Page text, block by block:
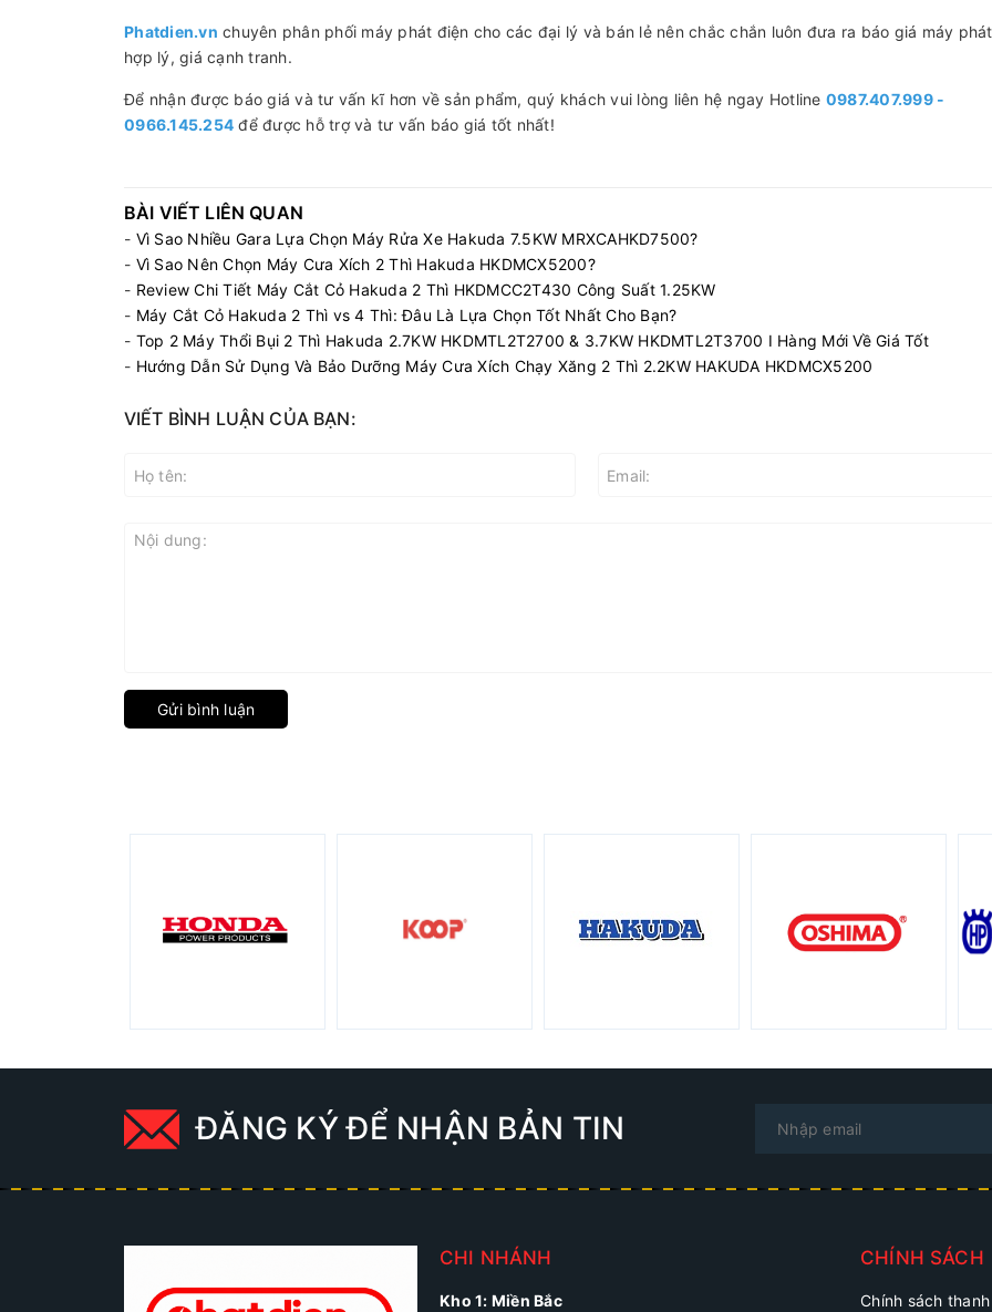
Phatdien.vn chuyên phân phối máy phát điện cho các đại lý và bán lẻ nên chắc chắn luôn đưa ra báo giá máy
hợp lý, giá cạnh tranh.
Để nhận được báo giá và tư vấn kĩ hơn về sản phẩm, quý khách vui lòng liên hệ ngay Hotline 0987.407.999 -
0966.145.254 để được hỗ trợ và tư vấn báo giá tốt nhất!
BÀI VIẾT LIÊN QUAN
- Vì Sao Nhiều Gara Lựa Chọn Máy Rửa Xe Hakuda 7.5KW MRXCAHKD7500?
- Vì Sao Nên Chọn Máy Cưa Xích 2 Thì Hakuda HKDMCX5200?
- Review Chi Tiết Máy Cắt Cỏ Hakuda 2 Thì HKDMCC2T430 Công Suất 1.25KW
- Máy Cắt Cỏ Hakuda 2 Thì vs 4 Thì: Đâu Là Lựa Chọn Tốt Nhất Cho Bạn?
- Top 2 Máy Thổi Bụi 2 Thì Hakuda 2.7KW HKDMTL2T2700 & 3.7KW HKDMTL2T3700 I Hàng Mới Về Giá Tốt
- Hướng Dẫn Sử Dụng Và Bảo Dưỡng Máy Cưa Xích Chạy Xăng 2 Thì 2.2KW HAKUDA HKDMCX5200
VIẾT BÌNH LUẬN CỦA BẠN:
Gửi bình luận
ĐĂNG KÝ ĐỂ NHẬN BẢN TIN
CHI NHÁNH
Kho 1: Miền Bắc
CHÍNH SÁCH
Chính sách